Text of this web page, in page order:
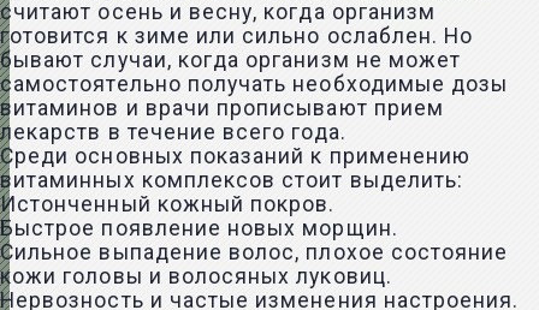
считают осень и весну, когда организм
готовится к зиме или сильно ослаблен. Но
бывают случаи, когда организм не может
самостоятельно получать необходимые дозы
витаминов и врачи прописывают прием
лекарств в течение всего года.
Среди основных показаний к применению
витаминных комплексов стоит выделить:
Истонченный кожный покров.
Быстрое появление новых морщин.
Сильное выпадение волос, плохое состояние
кожи головы и волосяных луковиц.
Нервозность и частые изменения настроения.